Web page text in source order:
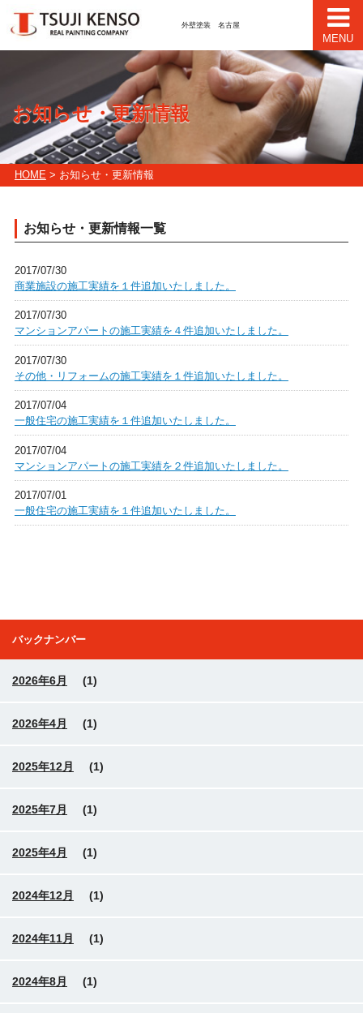
外壁塗装 名古屋
MENU
お知らせ・更新情報
HOME> お知らせ・更新情報
お知らせ・更新情報一覧
2017/07/30
商業施設の施工実績を１件追加いたしました。
2017/07/30
マンションアパートの施工実績を４件追加いたしました。
2017/07/30
その他・リフォームの施工実績を１件追加いたしました。
2017/07/04
一般住宅の施工実績を１件追加いたしました。
2017/07/04
マンションアパートの施工実績を２件追加いたしました。
2017/07/01
一般住宅の施工実績を１件追加いたしました。
バックナンバー
2026年6月 (1)
2026年4月 (1)
2025年12月 (1)
2025年7月 (1)
2025年4月 (1)
2024年12月 (1)
2024年11月 (1)
2024年8月 (1)